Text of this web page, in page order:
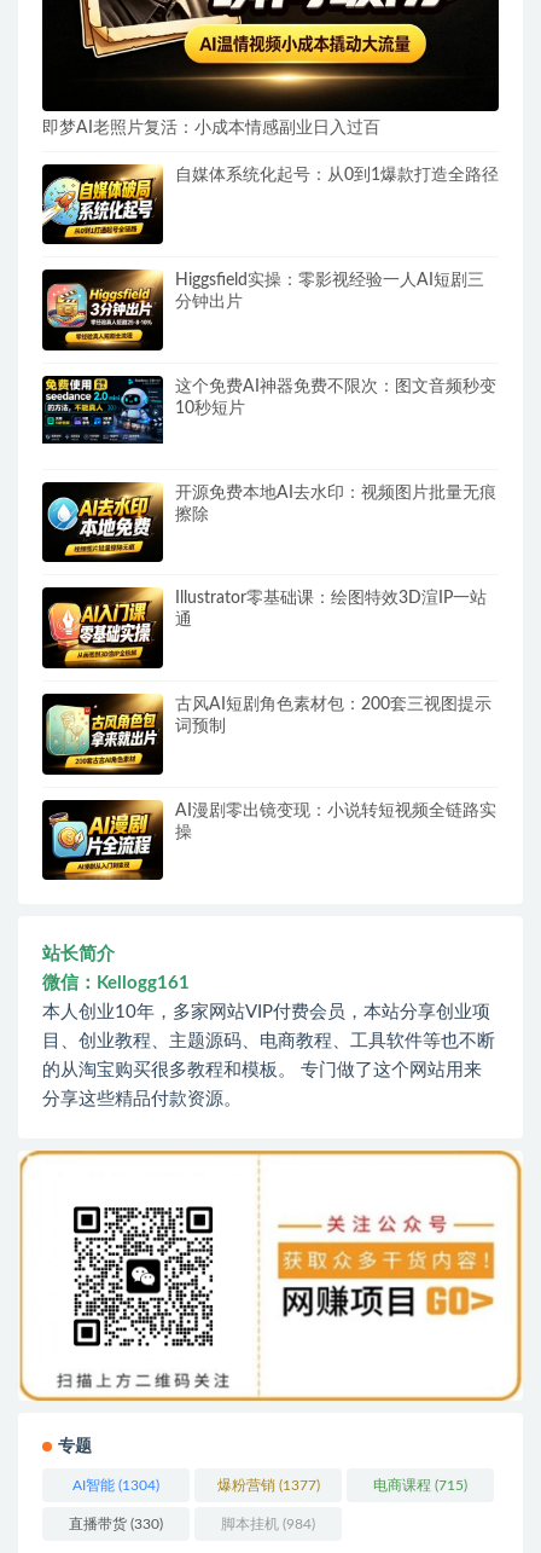
即梦AI老照片复活：小成本情感副业日入过百
自媒体系统化起号：从0到1爆款打造全路径
Higgsfield实操：零影视经验一人AI短剧三
分钟出片
这个免费AI神器免费不限次：图文音频秒变
10秒短片
开源免费本地AI去水印：视频图片批量无痕
擦除
Illustrator零基础课：绘图特效3D渲IP一站
通
古风AI短剧角色素材包：200套三视图提示
词预制
AI漫剧零出镜变现：小说转短视频全链路实
操
站长简介
微信：Kellogg161
本人创业10年，多家网站VIP付费会员，本站分享创业项
目、创业教程、主题源码、电商教程、工具软件等也不断
的从淘宝购买很多教程和模板。 专门做了这个网站用来
分享这些精品付款资源。
专题
AI智能 (1304) 爆粉营销 (1377) 电商课程 (715)
直播带货 (330) 脚本挂机 (984)